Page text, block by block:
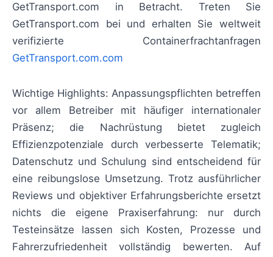
GetTransport.com in Betracht. Treten Sie
GetTransport.com bei und erhalten Sie weltweit
verifizierte Containerfrachtanfragen
GetTransport.com.com
Wichtige Highlights: Anpassungspflichten betreffen
vor allem Betreiber mit häufiger internationaler
Präsenz; die Nachrüstung bietet zugleich
Effizienzpotenziale durch verbesserte Telematik;
Datenschutz und Schulung sind entscheidend für
eine reibungslose Umsetzung. Trotz ausführlicher
Reviews und objektiver Erfahrungsberichte ersetzt
nichts die eigene Praxiserfahrung: nur durch
Testeinsätze lassen sich Kosten, Prozesse und
Fahrerzufriedenheit vollständig bewerten. Auf